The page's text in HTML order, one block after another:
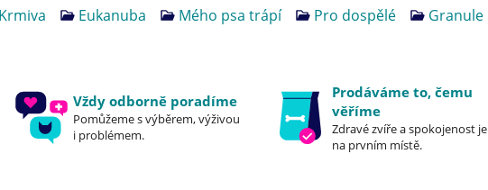
Krmiva Eukanuba Mého psa trápí Pro dospělé Granule
Vždy odborně poradíme
Pomůžeme s výběrem, výživou
i problémem.
Prodáváme to, čemu
věříme
Zdravé zvíře a spokojenost je
na prvním místě.